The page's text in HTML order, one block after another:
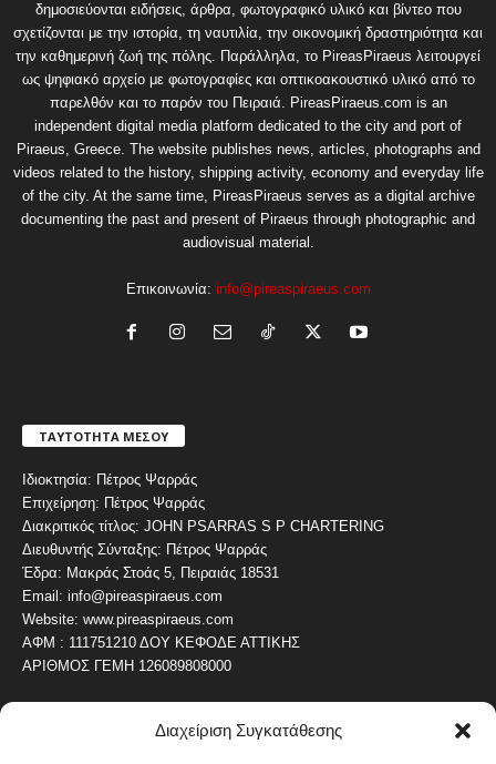
Διαχείριση Συγκατάθεσης
δημοσιεύονται ειδήσεις, άρθρα, φωτογραφικό υλικό και βίντεο που
σχετίζονται με την ιστορία, τη ναυτιλία, την οικονομική δραστηριότητα και
την καθημερινή ζωή της πόλης. Παράλληλα, το PireasPiraeus λειτουργεί
ως ψηφιακό αρχείο με φωτογραφίες και οπτικοακουστικό υλικό από το
παρελθόν και το παρόν του Πειραιά. PireasPiraeus.com is an
independent digital media platform dedicated to the city and port of
Piraeus, Greece. The website publishes news, articles, photographs and
videos related to the history, shipping activity, economy and everyday life
of the city. At the same time, PireasPiraeus serves as a digital archive
documenting the past and present of Piraeus through photographic and
audiovisual material.
Επικοινωνία: info@pireaspiraeus.com
ΤΑΥΤΟΤΗΤΑ ΜΕΣΟΥ
Ιδιοκτησία: Πέτρος Ψαρράς
Επιχείρηση: Πέτρος Ψαρράς
Διακριτικός τίτλος: JOHN PSARRAS S P CHARTERING
Διευθυντής Σύνταξης: Πέτρος Ψαρράς
Έδρα: Μακράς Στοάς 5, Πειραιάς 18531
Email: info@pireaspiraeus.com
Website: www.pireaspiraeus.com
ΑΦΜ : 111751210 ΔΟΥ ΚΕΦΟΔΕ ΑΤΤΙΚΗΣ
ΑΡΙΘΜΟΣ ΓΕΜΗ 126089808000
ΔΗΜΟΦΙΛΗ ΚΑΤΗΓΟΡΙΑ